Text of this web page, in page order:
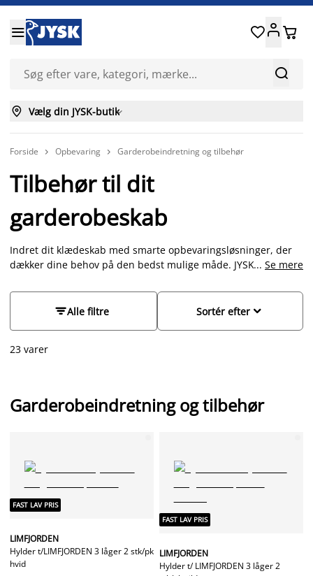


 
 Vælg din JYSK-butik
Forside  Opbevaring  Garderobeindretning og tilbehør
Tilbehør til dit
garderobeskab
Indret dit klædeskab med smarte opbevaringsløsninger, der
dækker dine behov på den bedst mulige måde. JYSK har et
mellem hylder, skuffer, metal trådkurve, overskabe, soft-close
beslag og en smart LED lampe med sensor, som giver god
... Se mere
Alle filtre 
Sortér efter
23 varer
Garderobeindretning og tilbehør
FAST LAV PRIS
LIMFJORDEN
Hylder t/LIMFJORDEN 3 låger 2 stk/pk
hvid
FAST LAV PRIS
LIMFJORDEN
Hylder t/ LIMFJORDEN 3 låger 2